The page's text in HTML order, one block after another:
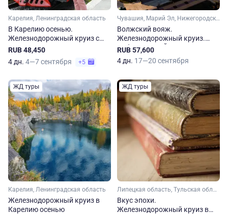
Карелия, Ленинградская область
В Карелию осенью.
Железнодорожный круиз с
посещением горы Сампо,
вод
RUB 48,450
4 дн. 4—7 сентября +5
Чувашия, Марий Эл, Нижегородская область
Волжский вояж.
Железнодорожный круиз.
Чебоксары – Йошкар-Ола –
Нижний Новгород
RUB 57,600
4 дн. 17—20 сентября
ЖД туры
Карелия, Ленинградская область
Железнодорожный круиз в
Карелию осенью
ЖД туры
Липецкая область, Тульская область
Вкус эпохи.
Железнодорожный круиз в